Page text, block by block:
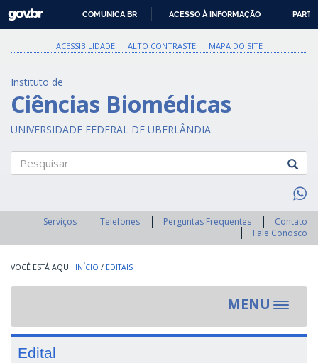
PARA
O
GOVBR
COMUNICA BR ACESSO À INFORMAÇÃO
ACESSIBILIDADE ALTO CONTRASTE MAPA DO SITE
Instituto de
Ciências Biomédicas
UNIVERSIDADE FEDERAL DE UBERLÂNDIA
Serviços Telefones Perguntas Frequentes
Contato
Fale Conosco
INÍCIO / EDITAIS
MENU
Toggle
Edital